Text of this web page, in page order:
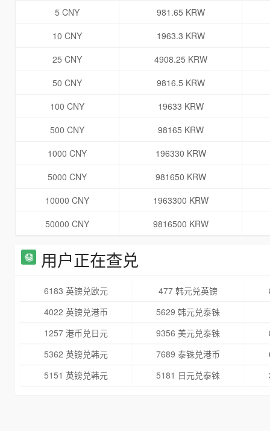
5 CNY
981.65 KRW
10 CNY
1963.3 KRW
25 CNY
4908.25 KRW
50 CNY
9816.5 KRW
100 CNY
19633 KRW
500 CNY
98165 KRW
1000 CNY
196330 KRW
5000 CNY
981650 KRW
10000 CNY
1963300 KRW
50000 CNY
9816500 KRW
用户正在查兑
6183 英镑兑欧元 477 韩元兑英镑
4022 英镑兑港币
5629 韩元兑泰铢
1257 港币兑日元
9356 美元兑泰铢
5362 英镑兑韩元
7689 泰铢兑港币
5151 英镑兑韩元
5181 日元兑泰铢